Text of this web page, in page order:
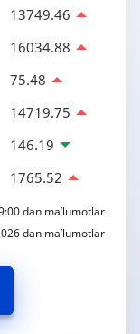
13749.46
16034.88
75.48
14719.75
146.19
1765.52
dan ma’lumotlar
dan ma’lumotlar